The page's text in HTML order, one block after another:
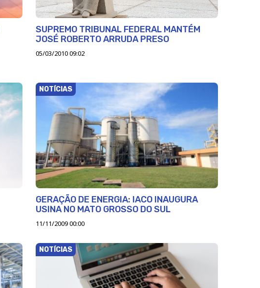
SUPREMO TRIBUNAL FEDERAL MANTÉM
JOSÉ ROBERTO ARRUDA PRESO
05/03/2010 09:02
NOTÍCIAS
GERAÇÃO DE ENERGIA: IACO INAUGURA
USINA NO MATO GROSSO DO SUL
11/11/2009 00:00
NOTÍCIAS